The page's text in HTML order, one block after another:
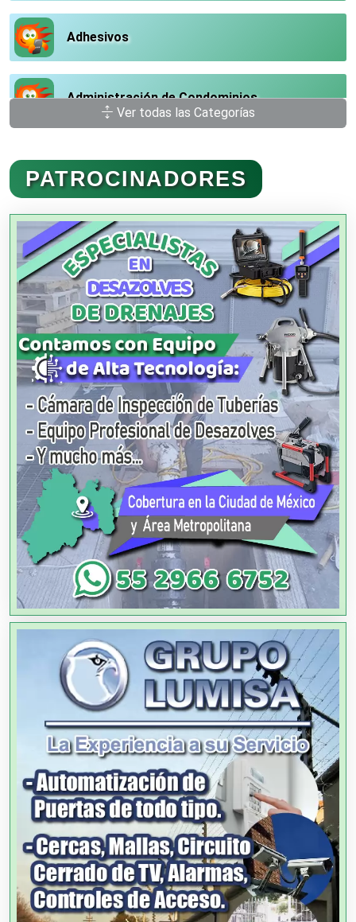
Adhesivos
Administración de Condominios
Administración de Empresas
Agencias Aduanales
Agencias de Autos
Agencias de Cobranza
Agencias de Colocación
Agencias de Modelos
Agencias de Publicidad
Agencias de Viajes
Agricultores
Agricultura y Ganadería
Agua Purificada
Aire Acondicionado
Alarmas
Ver todas las Categorías
PATROCINADORES